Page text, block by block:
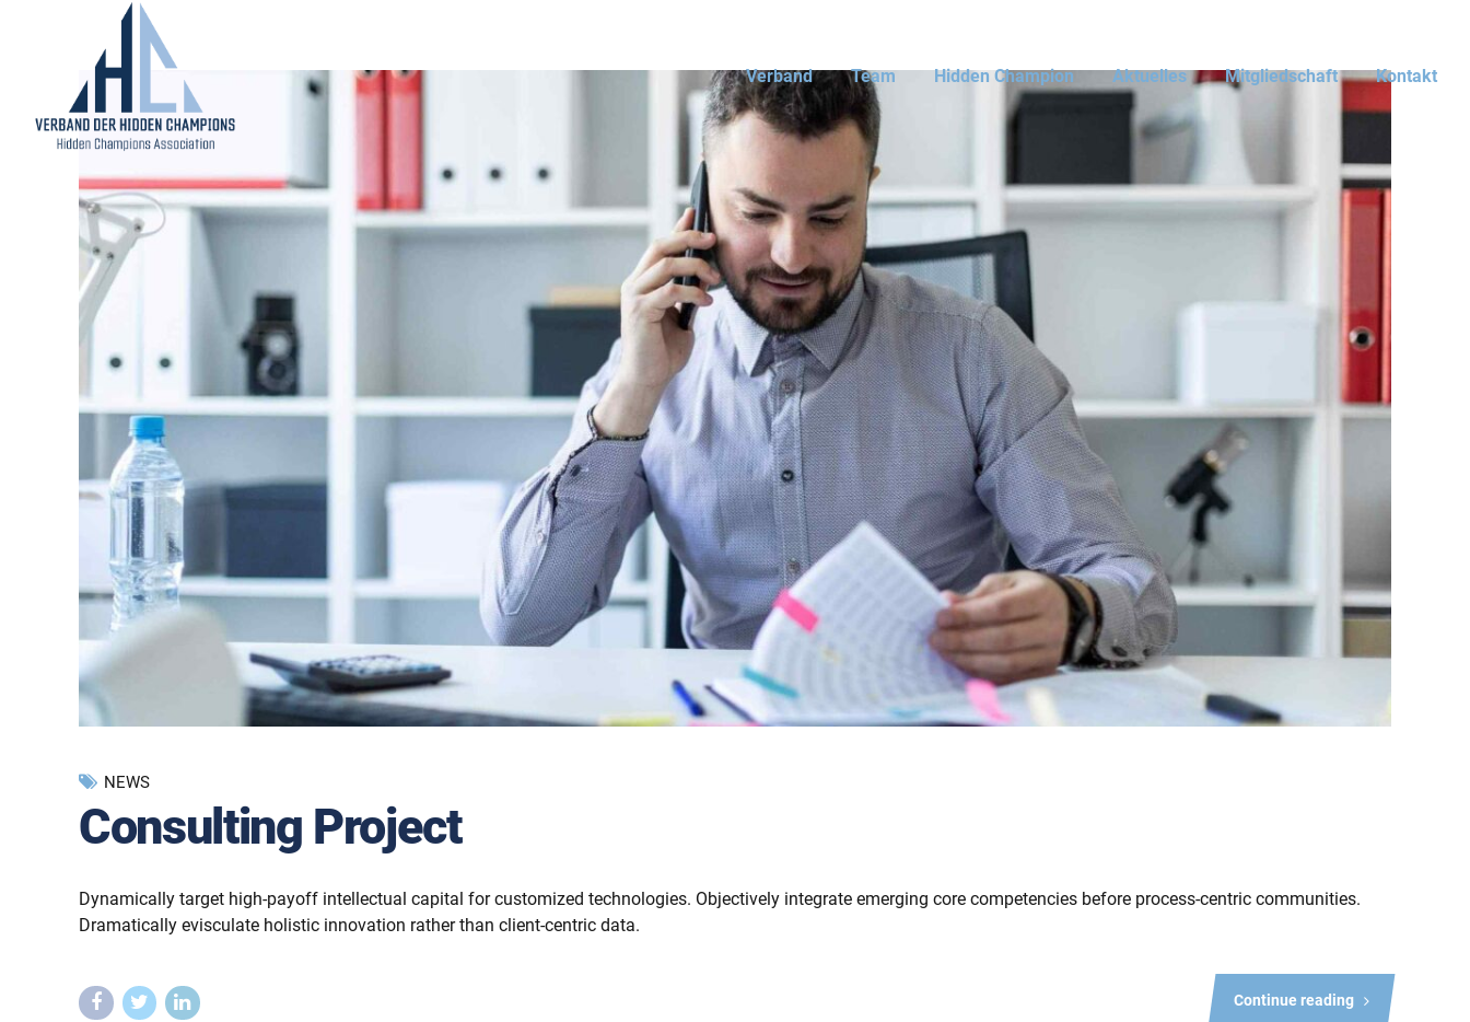
Verband Team Hidden Champion Aktuelles Mitgliedschaft Kontakt
NEWS
Consulting Project
Dynamically target high-payoff intellectual capital for customized technologies. Objectively integrate emerging core competencies before process-centric communities.
Dramatically evisculate holistic innovation rather than client-centric data.
Continue reading